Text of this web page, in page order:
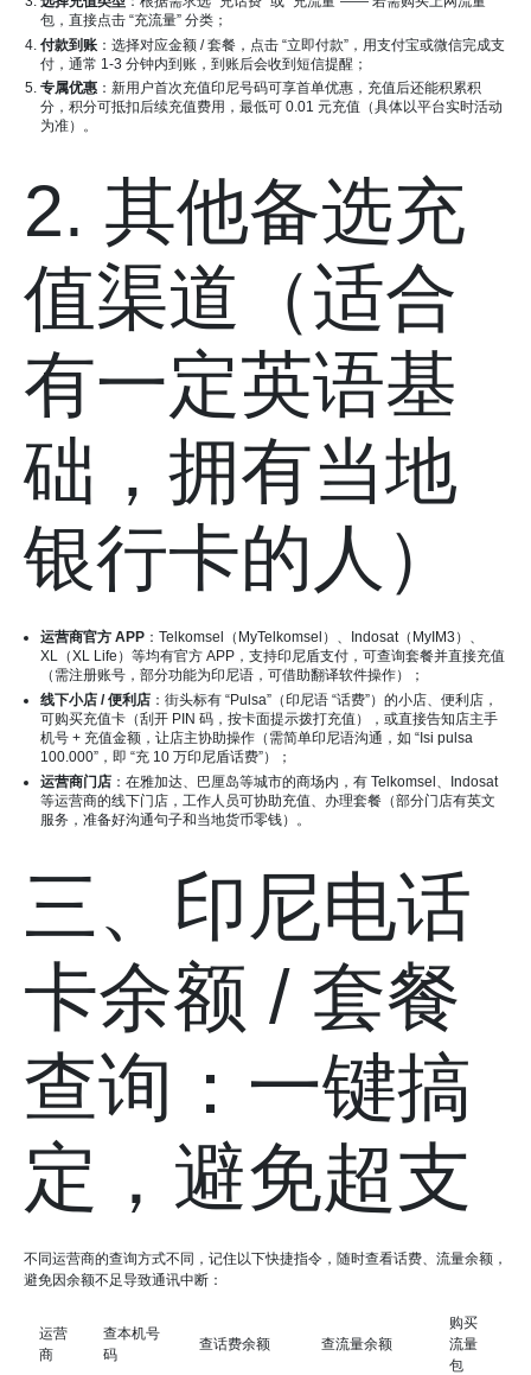
包，直接点击 “充流量” 分类；
付款到账 ：选择对应金额 / 套餐，点击 “立即付款”，用支付宝或微信完成支
付，通常 1-3 分钟内到账，到账后会收到短信提醒；
专属优惠 ：新用户首次充值印尼号码可享首单优惠，充值后还能积累积
分，积分可抵扣后续充值费用，最低可 0.01 元充值（具体以平台实时活动
为准）。
2. 其他备选充
值渠道（适合
有一定英语基
础，拥有当地
银行卡的人）
运营商官方 APP ：Telkomsel（MyTelkomsel）、Indosat（MyIM3）、
XL（XL Life）等均有官方 APP，支持印尼盾支付，可查询套餐并直接充值
（需注册账号，部分功能为印尼语，可借助翻译软件操作）；
线下小店 / 便利店 ：街头标有 “Pulsa”（印尼语 “话费”）的小店、便利店，
可购买充值卡（刮开 PIN 码，按卡面提示拨打充值），或直接告知店主手
机号 + 充值金额，让店主协助操作（需简单印尼语沟通，如 “Isi pulsa
100.000”，即 “充 10 万印尼盾话费”）；
运营商门店 ：在雅加达、巴厘岛等城市的商场内，有 Telkomsel、Indosat
等运营商的线下门店，工作人员可协助充值、办理套餐（部分门店有英文
服务，准备好沟通句子和当地货币零钱）。
三、印尼电话
卡余额 / 套餐
查询：一键搞
定，避免超支
不同运营商的查询方式不同，记住以下快捷指令，随时查看话费、流量余额，
避免因余额不足导致通讯中断：
运营
商
查本机号
码
查话费余额 查流量余额
购买
流量
包